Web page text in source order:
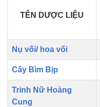
TÊN DƯỢC LIỆU
Nụ vối/ hoa vối
Cây Bìm Bịp
Trinh Nữ Hoàng
Cung